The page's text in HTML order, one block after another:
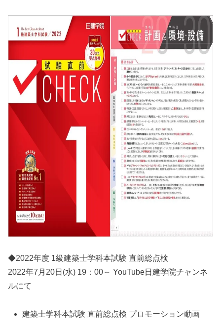
◆2022年度 1級建築士学科本試験 直前総点検
2022年7月20日(水) 19：00～ YouTube日建学院チャンネ
ルにて
建築士学科本試験 直前総点検 プロモーション動画